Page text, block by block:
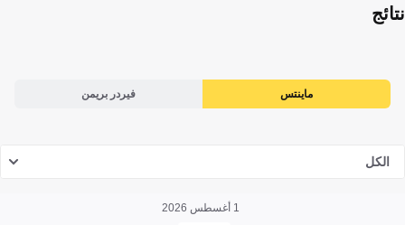
نتائج
ماينتس فيردر بريمن
الكل
1 أغسطس 2026